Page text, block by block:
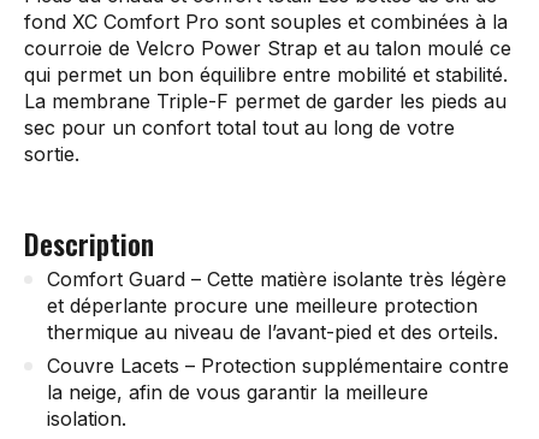
fond XC Comfort Pro sont souples et combinées à la
courroie de Velcro Power Strap et au talon moulé ce
qui permet un bon équilibre entre mobilité et stabilité.
La membrane Triple-F permet de garder les pieds au
sec pour un confort total tout au long de votre
sortie.
Description
Comfort Guard – Cette matière isolante très légère
et déperlante procure une meilleure protection
thermique au niveau de l’avant-pied et des orteils.
Couvre Lacets – Protection supplémentaire contre
la neige, afin de vous garantir la meilleure
isolation.